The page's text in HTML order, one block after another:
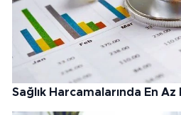
Sağlık Harcamalarında En